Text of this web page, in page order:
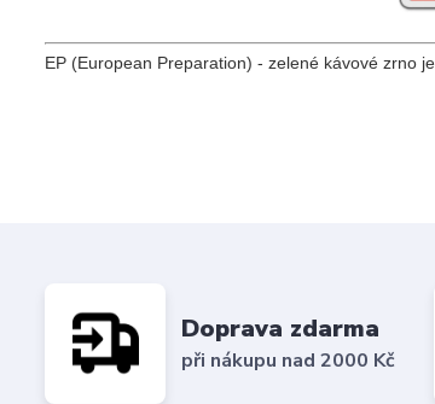
EP (European Preparation) - zelené kávové zrno
Doprava zdarma
při nákupu nad 2000 Kč